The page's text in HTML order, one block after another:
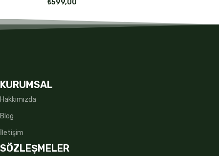
₺
KURUMSAL
Hakkımızda
Blog
İletişim
SÖZLEŞMELER